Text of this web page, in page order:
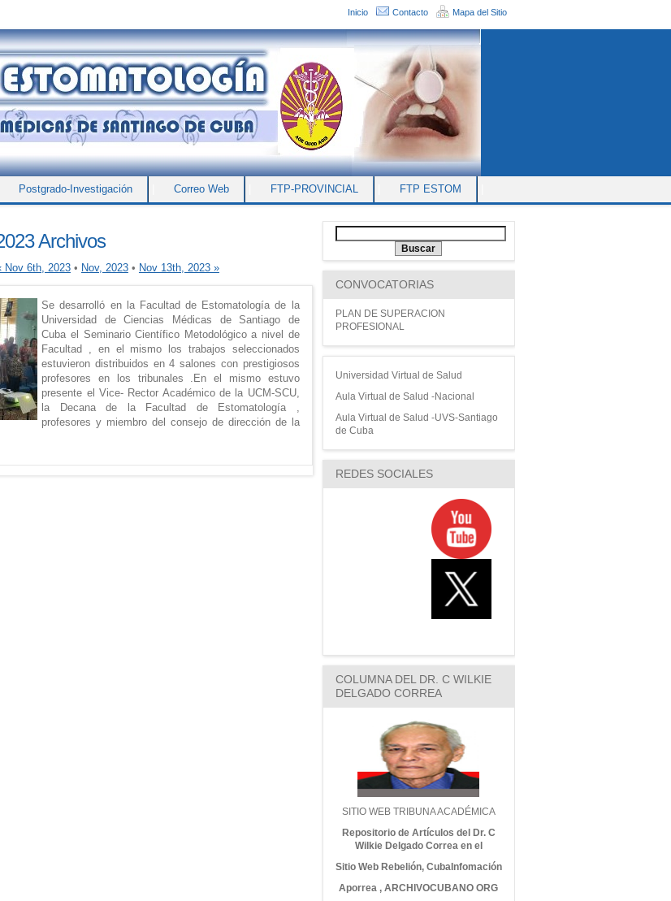
Inicio Contacto Mapa del Sitio
Postgrado-Investigación Correo Web FTP-PROVINCIAL FTP ESTOM
Archivos
Nov 6th, 2023• Nov, 2023• Nov 13th, 2023 »
Se desarrolló en la Facultad de Estomatología de la
Universidad de Ciencias Médicas de Santiago de
Cuba el Seminario Científico Metodológico a nivel de
Facultad , en el mismo los trabajos seleccionados
estuvieron distribuidos en 4 salones con prestigiosos
profesores en los tribunales .En el mismo estuvo
presente el Vice- Rector Académico de la UCM-SCU,
la Decana de la Facultad de Estomatología ,
profesores y miembro del consejo de dirección de la
CONVOCATORIAS
PLAN DE SUPERACION
PROFESIONAL
Universidad Virtual de Salud
Aula Virtual de Salud -Nacional
Aula Virtual de Salud -UVS-Santiago
de Cuba
REDES SOCIALES
COLUMNA DEL DR. C WILKIE
DELGADO CORREA
SITIO WEB TRIBUNA ACADÉMICA
Repositorio de Artículos del Dr. C
Wilkie Delgado Correa en el
Sitio Web Rebelión, CubaInfomación
Aporrea ,ARCHIVOCUBANO ORG